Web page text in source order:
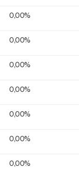
0,00%
0,00%
0,00%
0,00%
0,00%
0,00%
0,00%